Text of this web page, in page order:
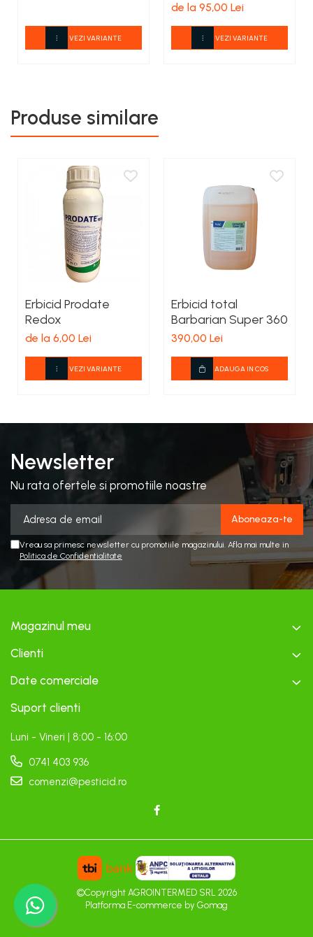
VEZI VARIANTE
de la 95,00 Lei
VEZI VARIANTE
Produse similare
Erbicid Prodate
Redox
de la 6,00 Lei
VEZI VARIANTE
Erbicid total
Barbarian Super 360
390,00 Lei
ADAUGA IN COS
Newsletter
Nu rata ofertele si promotiile noastre
Vreau sa primesc newsletter cu promotiile magazinului. Afla mai multe in
Politica de Confidentialitate
Magazinul meu
Clienti
Date comerciale
Suport clienti
Luni - Vineri | 8:00 - 16:00
0741 403 936
comenzi@pesticid.ro
©Copyright AGROINTERMED SRL 2026
Platforma E-commerce by Gomag